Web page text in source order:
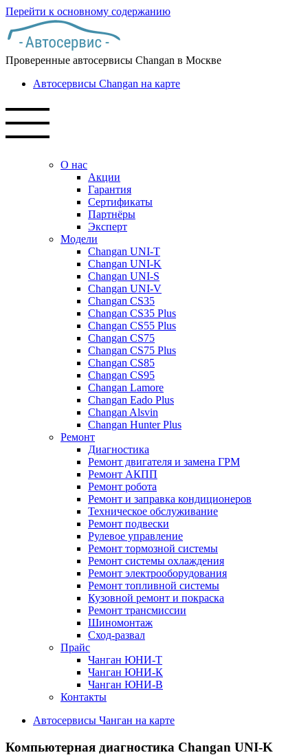
Перейти к основному содержанию
Проверенные автосервисы Changan в Москве
Автосервисы Changan на карте
О нас
Акции
Гарантия
Сертификаты
Партнёры
Эксперт
Модели
Changan UNI-T
Changan UNI-K
Changan UNI-S
Changan UNI-V
Changan CS35
Changan CS35 Plus
Changan CS55 Plus
Changan CS75
Changan CS75 Plus
Changan CS85
Changan CS95
Changan Lamore
Changan Eado Plus
Changan Alsvin
Changan Hunter Plus
Ремонт
Диагностика
Ремонт двигателя и замена ГРМ
Ремонт АКПП
Ремонт робота
Ремонт и заправка кондиционеров
Техническое обслуживание
Ремонт подвески
Рулевое управление
Ремонт тормозной системы
Ремонт системы охлаждения
Ремонт электрооборудования
Ремонт топливной системы
Кузовной ремонт и покраска
Ремонт трансмиссии
Шиномонтаж
Сход-развал
Прайс
Чанган ЮНИ-Т
Чанган ЮНИ-К
Чанган ЮНИ-В
Контакты
Автосервисы Чанган на карте
Компьютерная диагностика Changan UNI-K